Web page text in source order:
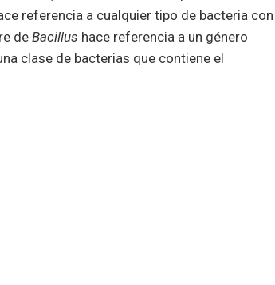
referencia a cualquier tipo de bacteria con
de Bacillus hace referencia a un género
clase de bacterias que contiene el